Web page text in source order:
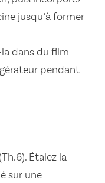
jusqu’à former
dans du film
pendant
Étalez la
sur une